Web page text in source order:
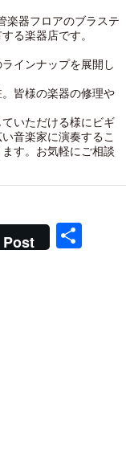
楽器フロアのブラステ
る楽器店です。
インナップを展開し
皆様の楽器の修理や
いただける様にビギ
音楽家に演奏するこ
す。お気軽にご相談
Post